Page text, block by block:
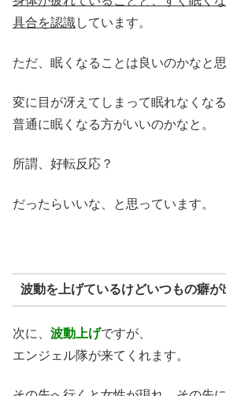
具合を認識しています。
ただ、眠くなることは良いのかなと
変に目が冴えてしまって眠れなくなる
普通に眠くなる方がいいのかなと。
所謂、好転反応？
だったらいいな、と思っています。
波動を上げているけどいつもの癖
次に、 波動上げですが、
エンジェル隊が来てくれます。